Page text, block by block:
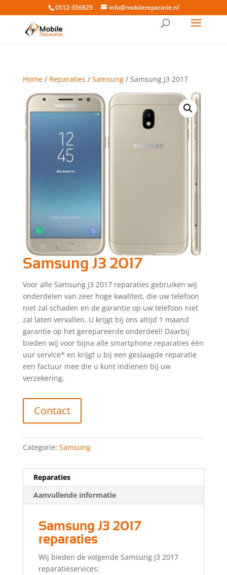
0512-356829 info@mobilereparatie.nl
Home/ Reparaties / Samsung/ Samsung J3 2017
Samsung J3 2017
Voor alle Samsung J3 2017 reparaties gebruiken wij
onderdelen van zeer hoge kwaliteit, die uw telefoon
niet zal schaden en de garantie op uw telefoon niet
zal laten vervallen. U krijgt bij ons altijd 1 maand
garantie op het gerepareerde onderdeel! Daarbij
bieden wij voor bijna alle smartphone reparaties één
uur service* en krijgt u bij een geslaagde reparatie
een factuur mee die u kunt indienen bij uw
verzekering.
Contact
Categorie: Samsung
Reparaties
Aanvullende informatie
Samsung J3 2017
reparaties
Wij bieden de volgende Samsung J3 2017
reparatieservices: